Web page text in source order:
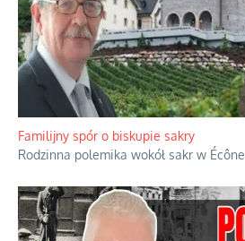
Familijny spór o biskupie sakry
Rodzinna polemika wokół sakr w Écône.